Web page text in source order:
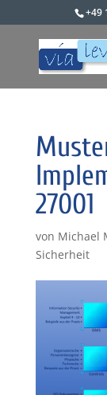
+49
27001
von Michael
Sicherheit